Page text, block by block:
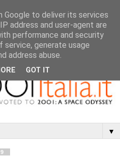
▼
Google to deliver its services
address and user-agent are
performance and security
generate usage
address abuse.
GOT IT